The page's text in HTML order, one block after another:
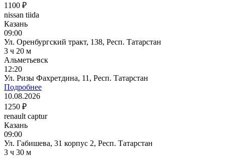
1100 ₽
nissan tiida
Казань
09:00
Ул. Оренбургский тракт, 138, Респ. Татарстан
3 ч 20 м
Альметьевск
12:20
Ул. Ризы Фахретдина, 11, Респ. Татарстан
Подробнее
10.08.2026
1250 ₽
renault captur
Казань
09:00
Ул. Габишева, 31 корпус 2, Респ. Татарстан
3 ч 30 м